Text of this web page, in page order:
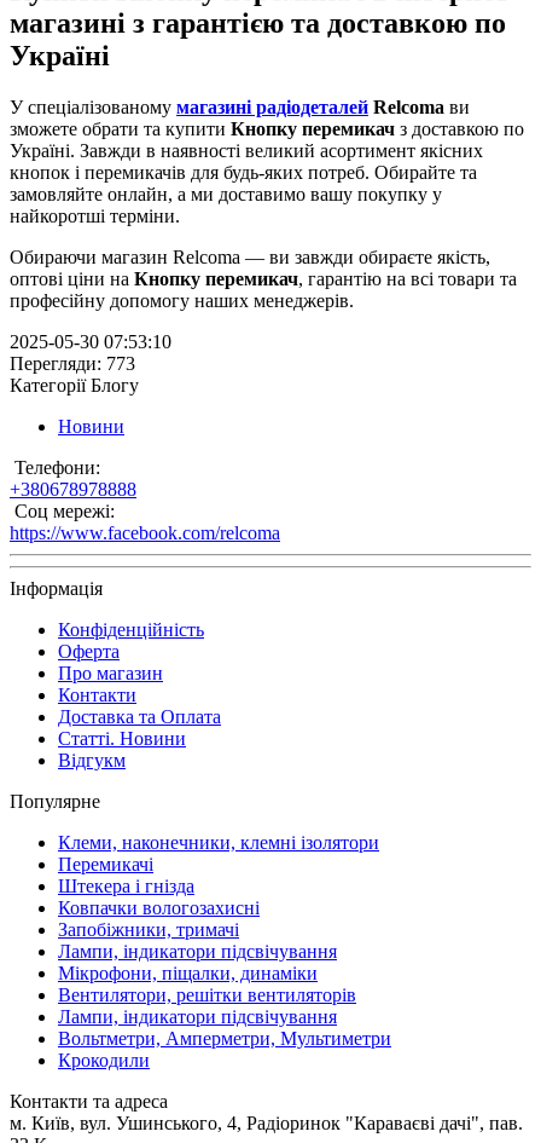
магазині з гарантією та доставкою по
Україні
У спеціалізованому магазині радіодеталей Relcoma ви
зможете обрати та купити Кнопку перемикач з доставкою по
Україні. Завжди в наявності великий асортимент якісних
кнопок і перемикачів для будь-яких потреб. Обирайте та
замовляйте онлайн, а ми доставимо вашу покупку у
найкоротші терміни.
Обираючи магазин Relcoma — ви завжди обираєте якість,
оптові ціни на Кнопку перемикач, гарантію на всі товари та
професійну допомогу наших менеджерів.
2025-05-30 07:53:10
Перегляди: 773
Категорії Блогу
Новини
Телефони:
+380678978888
Соц мережі:
https://www.facebook.com/relcoma
Інформація
Конфіденційність
Оферта
Про магазин
Контакти
Доставка та Оплата
Статті. Новини
Відгукм
Популярне
Клеми, наконечники, клемні ізолятори
Перемикачі
Штекера і гнізда
Ковпачки вологозахисні
Запобіжники, тримачі
Лампи, індикатори підсвічування
Мікрофони, піщалки, динаміки
Вентилятори, решітки вентиляторів
Лампи, індикатори підсвічування
Вольтметри, Амперметри, Мультиметри
Крокодили
Контакти та адреса
м. Київ, вул. Ушинського, 4, Радіоринок "Караваєві дачі", пав.